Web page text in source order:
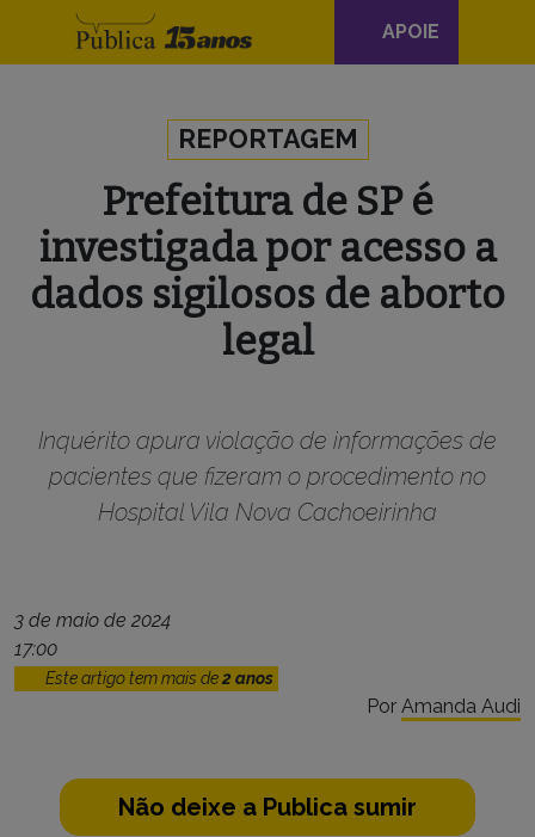
Navegação
principal
APOIE
REPORTAGEM
Prefeitura de SP é
investigada por acesso a
dados sigilosos de aborto
legal
Inquérito apura violação de informações de
pacientes que fizeram o procedimento no
Hospital Vila Nova Cachoeirinha
3 de maio de 2024
17:00
Este artigo tem mais de2 anos
Por Amanda Audi
Não deixe a Publica sumir